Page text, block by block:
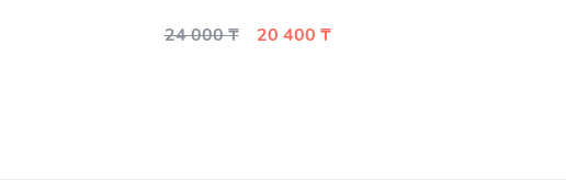
24 000 ₸ 20 400 ₸